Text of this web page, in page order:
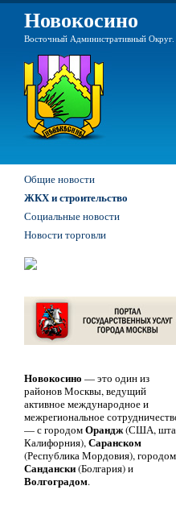
Новокосино
Восточный Административный Округ.
Общие новости
ЖКХ и строительство
Социальные новости
Новости торговли
Новокосино — это один из
районов Москвы, ведущий
активное международное и
межрегиональное
— с городомОрандж(США,
Калифорния),Саранском
(Республика Мордовия), городом
Сандански(Болгария) и
Волгоградом.